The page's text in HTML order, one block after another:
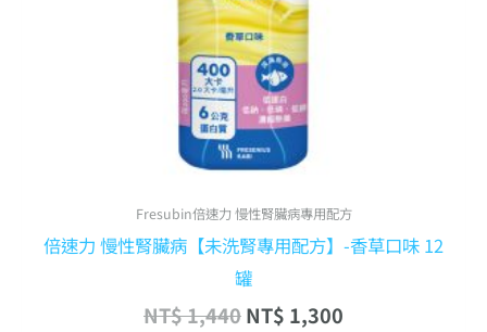
Fresubin倍速力 慢性腎臟病專用配方
倍速力 慢性腎臟病【未洗腎專用配方】-香草口味 12
罐
NT$1,440NT$ 1,300